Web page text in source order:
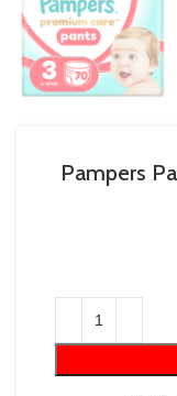
Pampers